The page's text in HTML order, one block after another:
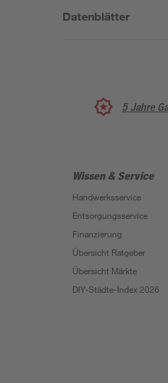
Datenblätter
5 Jahre
Wissen & Service
Handwerksservice
Entsorgungsservice
Finanzierung
Übersicht Ratgeber
Übersicht Märkte
DIY-Städte-Index 2026